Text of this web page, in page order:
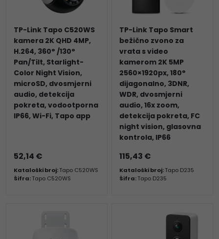
TP-Link Tapo C520WS
kamera 2K QHD 4MP,
H.264, 360° /130°
Pan/Tilt, Starlight-
Color Night Vision,
microSD, dvosmjerni
audio, detekcija
pokreta, vodootporna
IP66, Wi-Fi, Tapo app
52,14 €
Kataloški broj:Tapo C520WS
Šifra:Tapo C520WS
TP-Link Tapo Smart
bežično zvono za
vrata s video
kamerom 2K 5MP
2560×1920px, 180°
dijagonalno, 3DNR,
WDR, dvosmjerni
audio, 16x zoom,
detekcija pokreta, FC
night vision, glasovna
kontrola, IP66
115,43 €
Kataloški broj:Tapo D235
Šifra:Tapo D235